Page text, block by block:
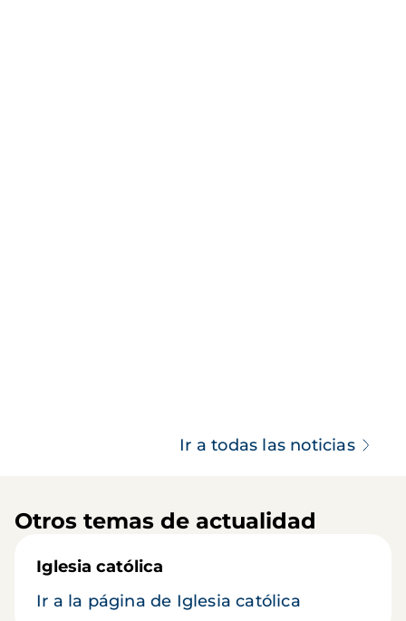
Ir a todas las noticias
Otros temas de actualidad
Iglesia católica
Ir a la página de Iglesia católica